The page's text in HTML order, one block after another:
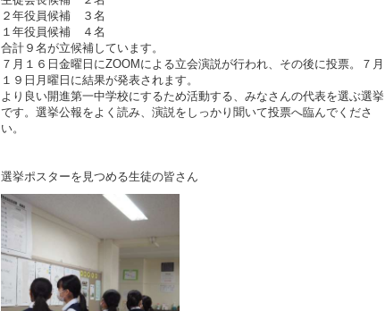
２年役員候補 ３名
１年役員候補 ４名
合計９名が立候補しています。
７月１６日金曜日にZOOMによる立会演説が行われ、その後に投票。７月
１９日月曜日に結果が発表されます。
より良い開進第一中学校にするため活動する、みなさんの代表を選ぶ選挙
です。選挙公報をよく読み、演説をしっかり聞いて投票へ臨んでくださ
い。
選挙ポスターを見つめる生徒の皆さん